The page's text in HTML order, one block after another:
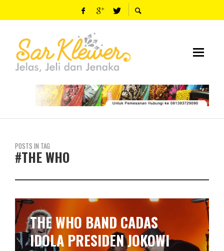
POSTS IN TAG
#THE WHO
THE WHO BAND CADAS
IDOLA PRESIDEN JOKOWI